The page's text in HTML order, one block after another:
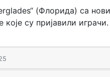
(Флорида) са
су пријавили играчи.